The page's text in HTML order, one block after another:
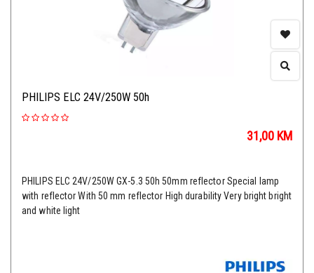
PHILIPS ELC 24V/250W 50h
31,00 KM
PHILIPS ELC 24V/250W GX-5.3 50h 50mm reflector Special lamp
with reflector With 50 mm reflector High durability Very bright bright
and white light